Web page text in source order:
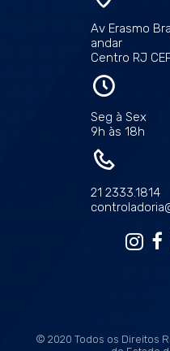
Av Erasmo
andar
Centro RJ
Seg à Sex
9h às 18h
21 2333.1814
© 2020 Todos os Direitos